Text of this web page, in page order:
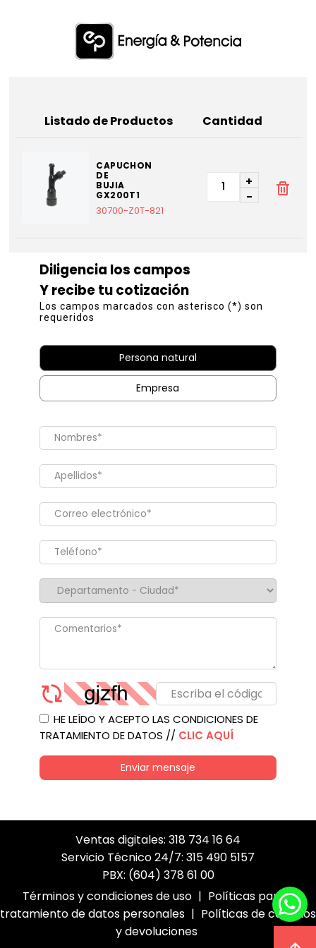
Listado de Productos Cantidad
CAPUCHON
DE
BUJIA
GX200T1
30700-Z0T-821
+
-
Diligencia los campos
Y recibe tu cotización
Los campos marcados con asterisco (*) son
requeridos
Persona natural
Empresa
HE LEÍDO Y ACEPTO LAS CONDICIONES DE
TRATAMIENTO DE DATOS // CLIC AQUÍ
Enviar mensaje
Ventas digitales: 318 734 16 64
Servicio Técnico 24/7: 315 490 5157
PBX: (604) 378 61 00
Términos y condiciones de uso | Políticas para el
tratamiento de datos personales | Políticas de cambios
y devoluciones